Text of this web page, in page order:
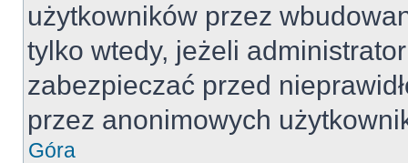
użytkowników przez
tylko wtedy, jeżeli
zabezpieczać przed
przez anonimowych
Góra